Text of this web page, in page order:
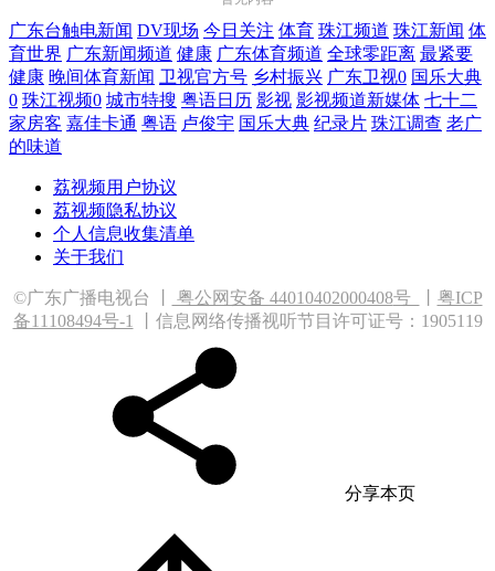
广东台触电新闻 DV现场 今日关注 体育 珠江频道 珠江新闻 体
育世界 广东新闻频道 健康 广东体育频道 全球零距离 最紧要
健康 晚间体育新闻 卫视官方号 乡村振兴 广东卫视0 国乐大典
0 珠江视频0 城市特搜 粤语日历 影视 影视频道新媒体 七十二
家房客 嘉佳卡通 粤语 卢俊宇 国乐大典 纪录片 珠江调查 老广
的味道
荔视频用户协议
荔视频隐私协议
个人信息收集清单
关于我们
©广东广播电视台 丨 粤公网安备 44010402000408号
粤ICP
备11108494号-1
丨信息网络传播视听节目许可证号：1905119
分享本页